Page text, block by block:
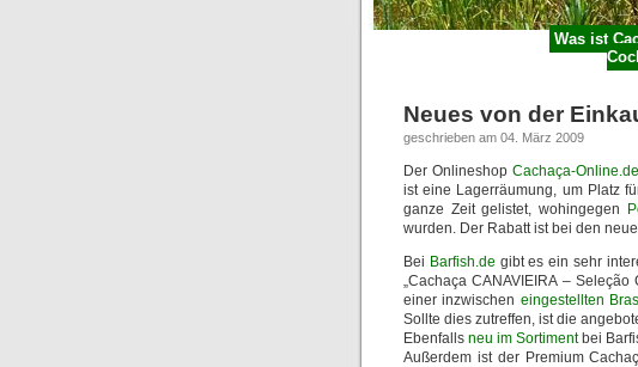
Was ist
Neues von der
geschrieben am 04. März 2009
Der Onlineshop Cachaça-Online.de
ist eine Lagerräumung, um Platz
ganze Zeit gelistet, wohingegen
wurden. Der Rabatt ist bei den
Bei Barfish.de gibt es ein sehr
„Cachaça CANAVIEIRA –
einer inzwischen eingestellten
Sollte dies zutreffen, ist die
Ebenfalls neu im Sortimentbei
Außerdem ist der Premium